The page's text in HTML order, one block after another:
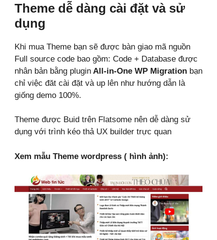
Theme dễ dàng cài đặt và sử
dụng
Khi mua Theme bạn sẽ được bàn giao mã nguồn
Full source code bao gồm: Code + Database được
nhân bản bằng plugin All-in-One WP Migration bạn
chỉ việc đăt cài đặt và up lên như hướng dẫn là
giống demo 100%.
Theme được Buid trên Flatsome nên dễ dàng sử
dụng với trình kéo thả UX builder trực quan
Xem mẫu Theme wordpress ( hình ảnh):